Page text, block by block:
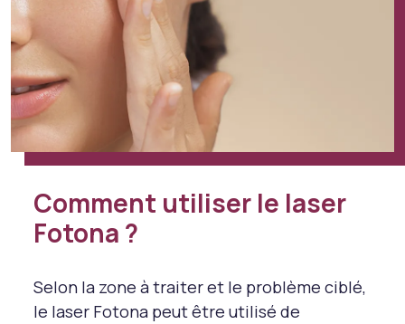
Comment utiliser le laser
Fotona ?
Selon la zone à traiter et le problème ciblé,
le laser Fotona peut être utilisé de